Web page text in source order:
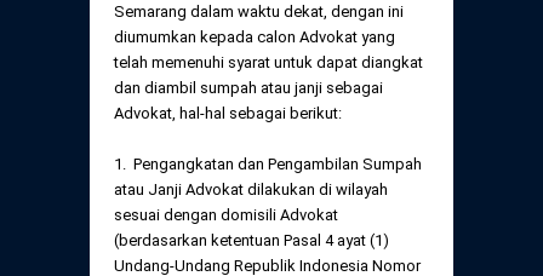
Perubahan Peraturan Perpindahan Domisili
Anggota
Pengumuman
Daftar Perkara Dewan Kehormatan Pusat
Daftar Perkara Dewan Kehormatan Daerah
Peraturan Pelaksanaan
Semarang dalam waktu dekat, dengan ini
diumumkan kepada calon Advokat yang
telah memenuhi syarat untuk dapat diangkat
dan diambil sumpah atau janji sebagai
Advokat, hal-hal sebagai berikut:
1. Pengangkatan dan Pengambilan Sumpah
atau Janji Advokat dilakukan di wilayah
sesuai dengan domisili Advokat
(berdasarkan ketentuan Pasal 4 ayat (1)
Undang-Undang Republik Indonesia Nomor